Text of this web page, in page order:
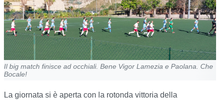
Il big match finisce ad occhiali. Bene Vigor Lamezia e Paolana. Che
Bocale!
La giornata si è aperta con la rotonda vittoria della